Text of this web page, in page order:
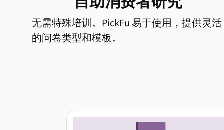
无需特殊培训。PickFu 易于使用，提供灵活
的问卷类型和模板。